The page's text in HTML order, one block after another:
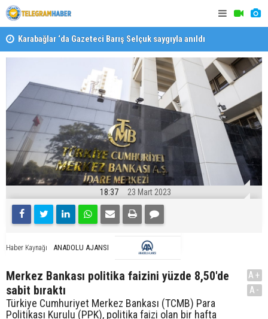
Karabağlar ‘da Gazeteci Barış Selçuk saygıyla anıldı
18:37 23 Mart 2023
Haber Kaynağı ANADOLU AJANSI
Merkez Bankası politika faizini yüzde 8,50'de
sabit bıraktı
Türkiye Cumhuriyet Merkez Bankası (TCMB) Para
Politikası Kurulu (PPK), politika faizi olan bir hafta
A+
A-